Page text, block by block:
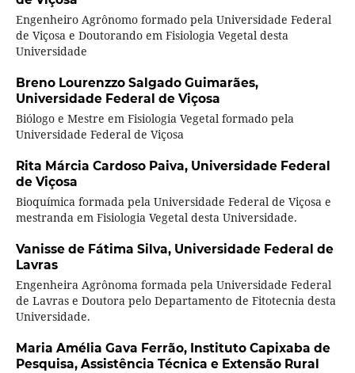
Engenheiro Agrônomo formado pela Universidade Federal
de Viçosa e Doutorando em Fisiologia Vegetal desta
Universidade
Breno Lourenzzo Salgado Guimarães,
Universidade Federal de Viçosa
Biólogo e Mestre em Fisiologia Vegetal formado pela
Universidade Federal de Viçosa
Rita Márcia Cardoso Paiva, Universidade Federal
de Viçosa
Bioquímica formada pela Universidade Federal de Viçosa e
mestranda em Fisiologia Vegetal desta Universidade.
Vanisse de Fátima Silva, Universidade Federal de
Lavras
Engenheira Agrônoma formada pela Universidade Federal
de Lavras e Doutora pelo Departamento de Fitotecnia desta
Universidade.
Maria Amélia Gava Ferrão, Instituto Capixaba de
Pesquisa, Assistência Técnica e Extensão Rural